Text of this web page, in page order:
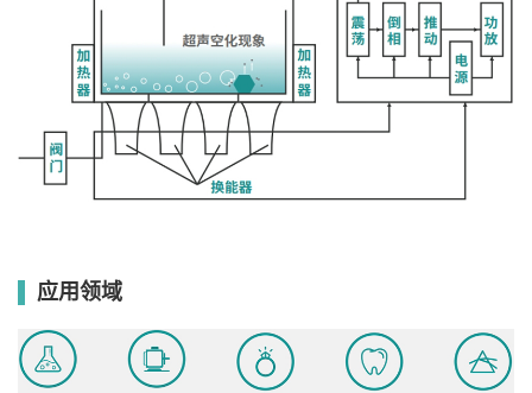
应用领域